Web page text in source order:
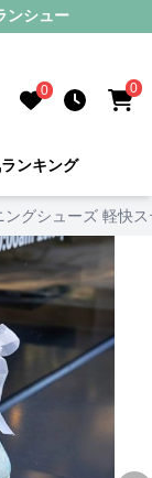
ンシュー
0 0
ランキング
ングシューズ 軽快